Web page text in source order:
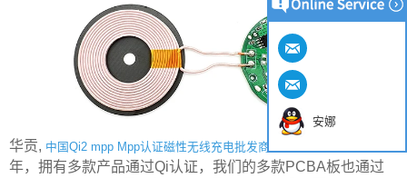
华贡, 中国Qi2 mpp Mpp认证磁性无线充电批发商
年，拥有多款产品通过Qi认证，我们的多款PCBA板也通过
安娜